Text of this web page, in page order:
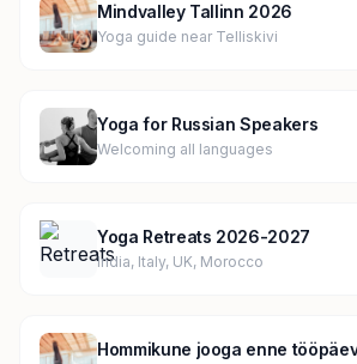
Mindvalley Tallinn 2026
Yoga guide near Telliskivi
Yoga for Russian Speakers
Welcoming all languages
Yoga Retreats 2026-2027
India, Italy, UK, Morocco
Hommikune jooga enne